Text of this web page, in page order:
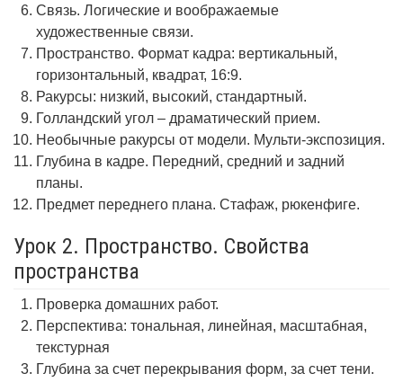
Связь. Логические и воображаемые
художественные связи.
Пространство. Формат кадра: вертикальный,
горизонтальный, квадрат, 16:9.
Ракурсы: низкий, высокий, стандартный.
Голландский угол – драматический прием.
Необычные ракурсы от модели. Мульти-экспозиция.
Глубина в кадре. Передний, средний и задний
планы.
Предмет переднего плана. Стафаж, рюкенфиге.
Урок 2. Пространство. Свойства
пространства
Проверка домашних работ.
Перспектива: тональная, линейная, масштабная,
текстурная
Глубина за счет перекрывания форм, за счет тени.